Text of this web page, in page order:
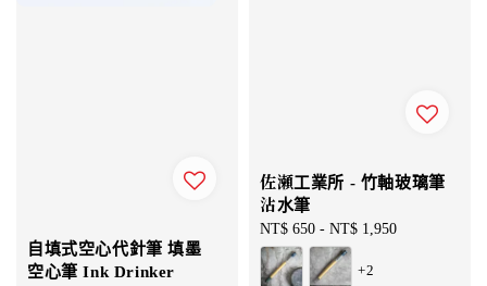
自填式空心代針筆 填墨
空心筆 Ink Drinker
佐瀬工業所 - 竹軸玻璃筆
沾水筆
Regular
price
NT$ 650 - NT$ 1,950
+2